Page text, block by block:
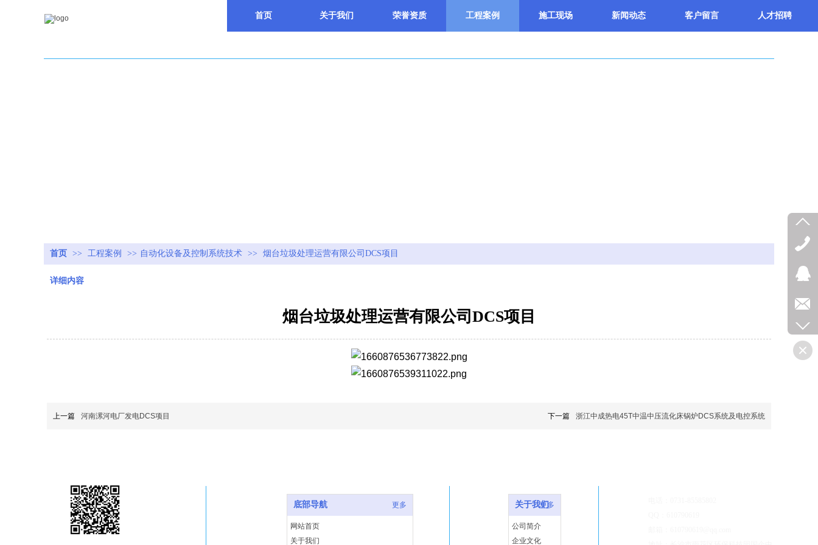
首页 关于我们 荣誉资质 工程案例 施工现场 新闻动态 客户留言 人才招聘
首页 >> 工程案例 >> 自动化设备及控制系统技术 >> 烟台垃圾处理运营有限公司DCS项目
详细内容
烟台垃圾处理运营有限公司DCS项目
上一篇 河南漯河电厂发电DCS项目 下一篇 浙江中成热电45T中温中压流化床锅炉DCS系统及电控系统
底部导航 更多
网站首页
关于我们
关于我们
更多
公司简介
企业文化